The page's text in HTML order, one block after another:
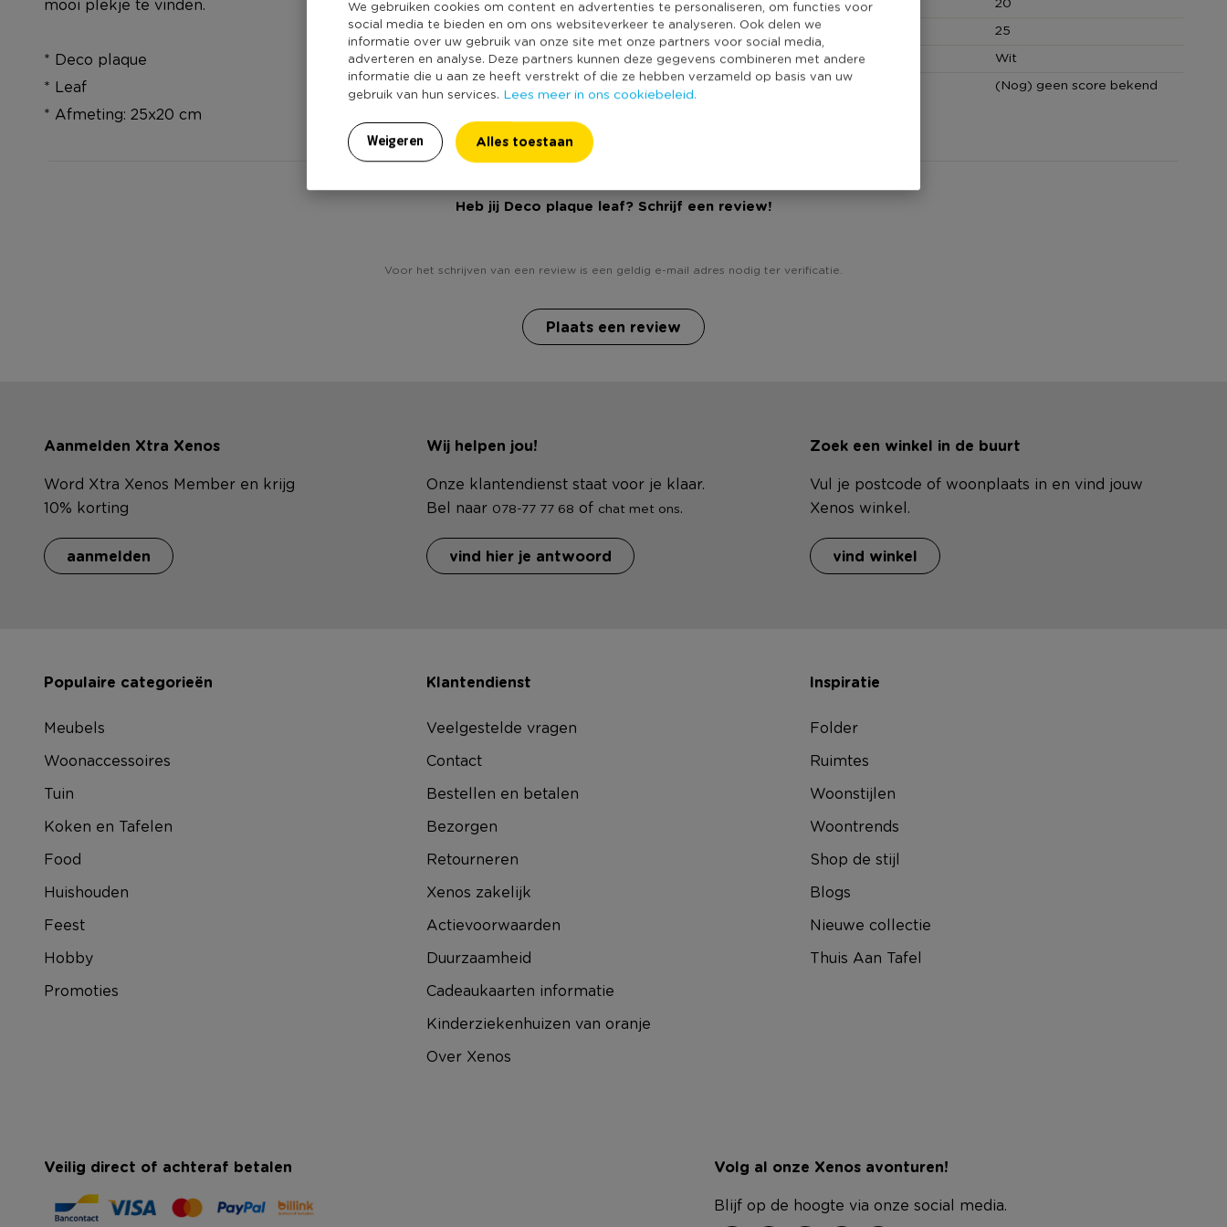
We gebruiken cookies om content en advertenties te personaliseren, om functies voor
social media te bieden en om ons websiteverkeer te analyseren. Ook delen we
informatie over uw gebruik van onze site met onze partners voor social media,
adverteren en analyse. Deze partners kunnen deze gegevens combineren met andere
informatie die u aan ze heeft verstrekt of die ze hebben verzameld op basis van uw
gebruik van hun services. Lees meer in ons cookiebeleid.
Weigeren Alles toestaan
mooi plekje te vinden.
* Deco plaque
* Leaf
* Afmeting: 25x20 cm
Producthoogte (cm)
25
Kleur
Wit
Duurzaamheidsscore
(Nog) geen score bekend
Heb jij Deco plaque leaf? Schrijf een review!
Voor het schrijven van een review is een geldig e-mail adres nodig ter verificatie.
Plaats een review
Aanmelden Xtra Xenos
Word Xtra Xenos Member en krijg
10% korting
aanmelden
Wij helpen jou!
Onze klantendienst staat voor je klaar.
Bel naar 078-77 77 68 of chat met ons.
vind hier je antwoord
Zoek een winkel in de buurt
Vul je postcode of woonplaats in en vind jouw
Xenos winkel.
vind winkel
Populaire categorieën
Meubels
Woonaccessoires
Tuin
Koken en Tafelen
Food
Huishouden
Feest
Hobby
Promoties
Klantendienst
Veelgestelde vragen
Contact
Bestellen en betalen
Bezorgen
Retourneren
Xenos zakelijk
Actievoorwaarden
Duurzaamheid
Cadeaukaarten informatie
Kinderziekenhuizen van oranje
Over Xenos
Inspiratie
Folder
Ruimtes
Woonstijlen
Woontrends
Shop de stijl
Blogs
Nieuwe collectie
Thuis Aan Tafel
Veilig direct of achteraf betalen Volg al onze Xenos avonturen!
Blijf op de hoogte via onze social media.